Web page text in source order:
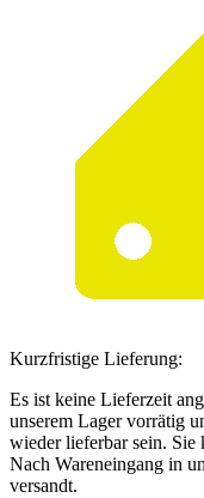
Kurzfristige Lieferung:
Es ist keine Lieferzeit
unserem Lager vorrätig
wieder lieferbar sein. Sie
Nach Wareneingang in
versandt.